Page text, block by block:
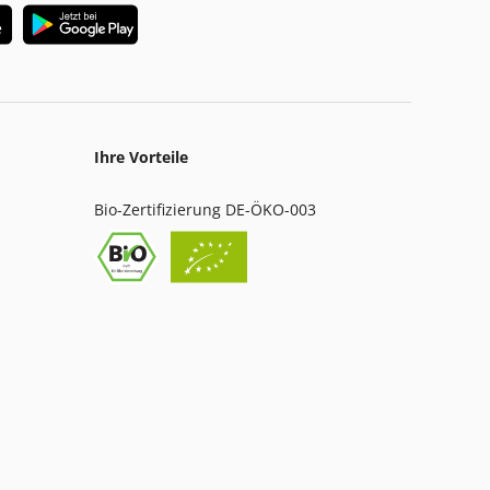
Ihre Vorteile
Bio-Zertifizierung DE-ÖKO-003